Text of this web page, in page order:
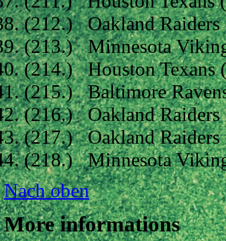
(212.) Oakland Raiders
(213.) Minnesota
(214.) Houston Texans
(215.) Baltimore
(216.) Oakland Raiders
(217.) Oakland Raiders
(218.) Minnesota
Nach oben
More informations